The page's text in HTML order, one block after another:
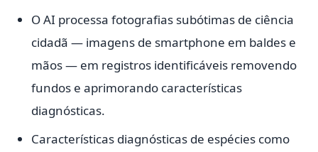
O AI processa fotografias subótimas de ciência
cidadã — imagens de smartphone em baldes e
mãos — em registros identificáveis removendo
fundos e aprimorando características
diagnósticas.
Características diagnósticas de espécies como